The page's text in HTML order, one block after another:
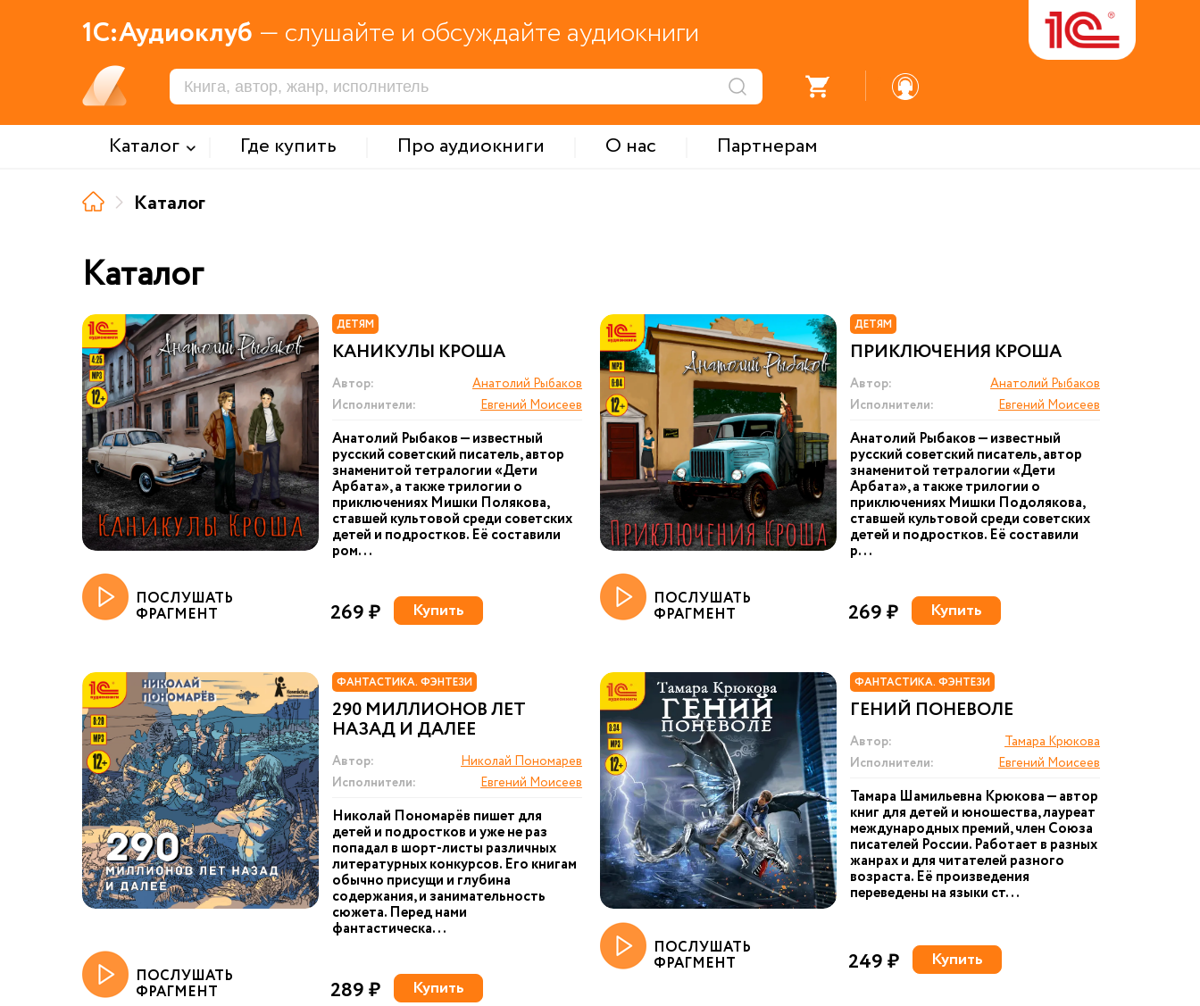
1С:Аудиоклуб — слушайте и обсуждайте аудиокниги
Каталог Где купить Про аудиокниги О нас
Партнерам
Каталог
Каталог
ДЕТЯМ
КАНИКУЛЫ КРОША
Автор:
Анатолий Рыбаков
Исполнители:
Евгений Моисеев
Анатолий Рыбаков — известный
русский советский писатель, автор
знаменитой тетралогии «Дети
Арбата», а также трилогии о
приключениях Мишки Полякова,
ставшей культовой среди советских
детей и подростков. Её составили
ром...
ПОСЛУШАТЬ
ФРАГМЕНТ 269 ₽ Купить
ДЕТЯМ
ПРИКЛЮЧЕНИЯ КРОША
Автор:
Анатолий Рыбаков
Исполнители:
Евгений Моисеев
Анатолий Рыбаков — известный
русский советский писатель, автор
знаменитой тетралогии «Дети
Арбата», а также трилогии о
приключениях Мишки Подолякова,
ставшей культовой среди советских
детей и подростков. Её составили
р...
ПОСЛУШАТЬ
ФРАГМЕНТ 269 ₽ Купить
ФАНТАСТИКА. ФЭНТЕЗИ
290 МИЛЛИОНОВ ЛЕТ
НАЗАД И ДАЛЕЕ
Автор:
Николай Пономарев
Исполнители:
Евгений Моисеев
Николай Пономарёв пишет для
детей и подростков и уже не раз
попадал в шорт-листы различных
литературных конкурсов. Его книгам
обычно присущи и глубина
содержания, и занимательность
сюжета. Перед нами
фантастическа...
ПОСЛУШАТЬ
ФРАГМЕНТ 289 ₽ Купить
ФАНТАСТИКА. ФЭНТЕЗИ
ГЕНИЙ ПОНЕВОЛЕ
Автор:
Тамара Крюкова
Исполнители:
Евгений Моисеев
Тамара Шамильевна Крюкова — автор
книг для детей и юношества, лауреат
международных премий, член Союза
писателей России. Работает в разных
жанрах и для читателей разного
возраста. Её произведения
переведены на языки ст...
ПОСЛУШАТЬ
ФРАГМЕНТ 249 ₽ Купить